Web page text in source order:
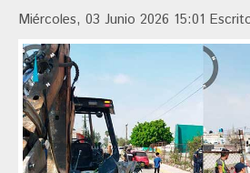
Miércoles, 03 Junio 2026 15:01